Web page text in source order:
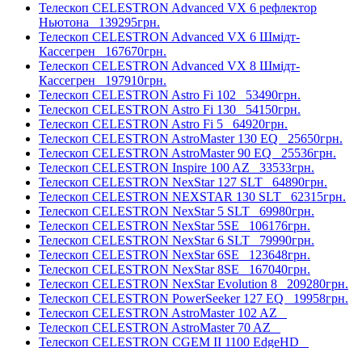
Телескоп CELESTRON Advanced VX 6 рефлектор
Ньютона 139295грн.
Телескоп CELESTRON Advanced VX 6 Шмідт-
Кассегрен 167670грн.
Телескоп CELESTRON Advanced VX 8 Шмідт-
Кассегрен 197910грн.
Телескоп CELESTRON Astro Fi 102 53490грн.
Телескоп CELESTRON Astro Fi 130 54150грн.
Телескоп CELESTRON Astro Fi 5 64920грн.
Телескоп CELESTRON AstroMaster 130 EQ 25650грн.
Телескоп CELESTRON AstroMaster 90 EQ 25536грн.
Телескоп CELESTRON Inspire 100 AZ 33533грн.
Телескоп CELESTRON NexStar 127 SLT 64890грн.
Телескоп CELESTRON NEXSTAR 130 SLT 62315грн.
Телескоп CELESTRON NexStar 5 SLT 69980грн.
Телескоп CELESTRON NexStar 5SE 106176грн.
Телескоп CELESTRON NexStar 6 SLT 79990грн.
Телескоп CELESTRON NexStar 6SE 123648грн.
Телескоп CELESTRON NexStar 8SE 167040грн.
Телескоп CELESTRON NexStar Evolution 8 209280грн.
Телескоп CELESTRON PowerSeeker 127 EQ 19958грн.
Телескоп CELESTRON AstroMaster 102 AZ
Телескоп CELESTRON AstroMaster 70 AZ
Телескоп CELESTRON CGEM II 1100 EdgeHD